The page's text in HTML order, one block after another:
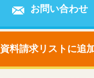
お問い合わせ
資料請求リストに追